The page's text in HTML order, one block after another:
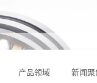
产品领域 新闻聚